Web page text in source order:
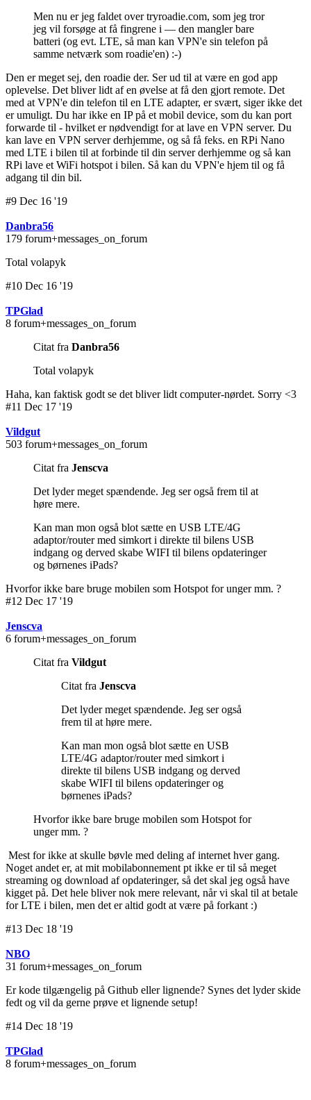
Men nu er jeg faldet over tryroadie.com, som jeg tror
jeg vil forsøge at få fingrene i — den mangler bare
batteri (og evt. LTE, så man kan VPN'e sin telefon på
samme netværk som roadie'en) :-)
Den er meget sej, den roadie der. Ser ud til at være en god app
oplevelse. Det bliver lidt af en øvelse at få den gjort remote. Det
med at VPN'e din telefon til en LTE adapter, er svært, siger ikke det
er umuligt. Du har ikke en IP på et mobil device, som du kan port
forwarde til - hvilket er nødvendigt for at lave en VPN server. Du
kan lave en VPN server derhjemme, og så få feks. en RPi Nano
med LTE i bilen til at forbinde til din server derhjemme og så kan
RPi lave et WiFi hotspot i bilen. Så kan du VPN'e hjem til og få
adgang til din bil.
#9 Dec 16 '19
Danbra56
179 forum+messages_on_forum
Total volapyk
#10 Dec 16 '19
TPGlad
8 forum+messages_on_forum
Citat fra Danbra56
Total volapyk
Haha, kan faktisk godt se det bliver lidt computer-nørdet. Sorry <3
#11 Dec 17 '19
Vildgut
503 forum+messages_on_forum
Citat fra Jenscva
Det lyder meget spændende. Jeg ser også frem til at
høre mere.
Kan man mon også blot sætte en USB LTE/4G
adaptor/router med simkort i direkte til bilens USB
indgang og derved skabe WIFI til bilens opdateringer
og børnenes iPads?
Hvorfor ikke bare bruge mobilen som Hotspot for unger mm. ?
#12 Dec 17 '19
Jenscva
6 forum+messages_on_forum
Citat fra Vildgut
Citat fra Jenscva
Det lyder meget spændende. Jeg ser også
frem til at høre mere.
Kan man mon også blot sætte en USB
LTE/4G adaptor/router med simkort i
direkte til bilens USB indgang og derved
skabe WIFI til bilens opdateringer og
børnenes iPads?
Hvorfor ikke bare bruge mobilen som Hotspot for
unger mm. ?
Mest for ikke at skulle bøvle med deling af internet hver gang.
Noget andet er, at mit mobilabonnement pt ikke er til så meget
streaming og download af opdateringer, så det skal jeg også have
kigget på. Det hele bliver nok mere relevant, når vi skal til at betale
for LTE i bilen, men det er altid godt at være på forkant :)
#13 Dec 18 '19
NBO
31 forum+messages_on_forum
Er kode tilgængelig på Github eller lignende? Synes det lyder skide
fedt og vil da gerne prøve et lignende setup!
#14 Dec 18 '19
TPGlad
8 forum+messages_on_forum